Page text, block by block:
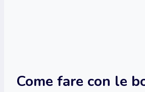
Come fare con le